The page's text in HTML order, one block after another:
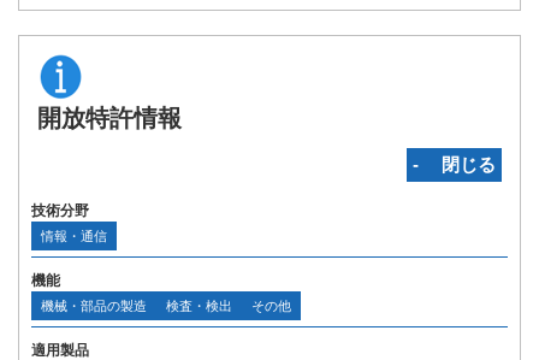
開放特許情報
‐ 閉じる
技術分野
情報・通信
機能
機械・部品の製造 検査・検出 その他
適用製品